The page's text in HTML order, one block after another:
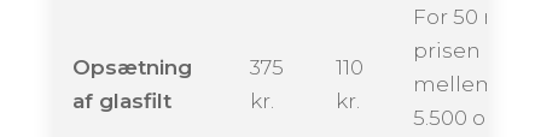
Opsætning
af glasfilt
375
kr.
110
kr.
For 50 m²
prisen ende
mellem ca.
5.500 og